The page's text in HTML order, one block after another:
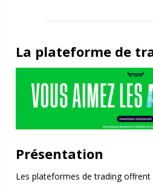
La plateforme de
Présentation
Les plateformes de trading